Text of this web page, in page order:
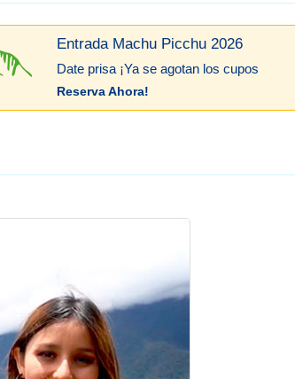
Entrada Machu Picchu 2026
Date prisa ¡Ya se agotan los cupos
Reserva Ahora!